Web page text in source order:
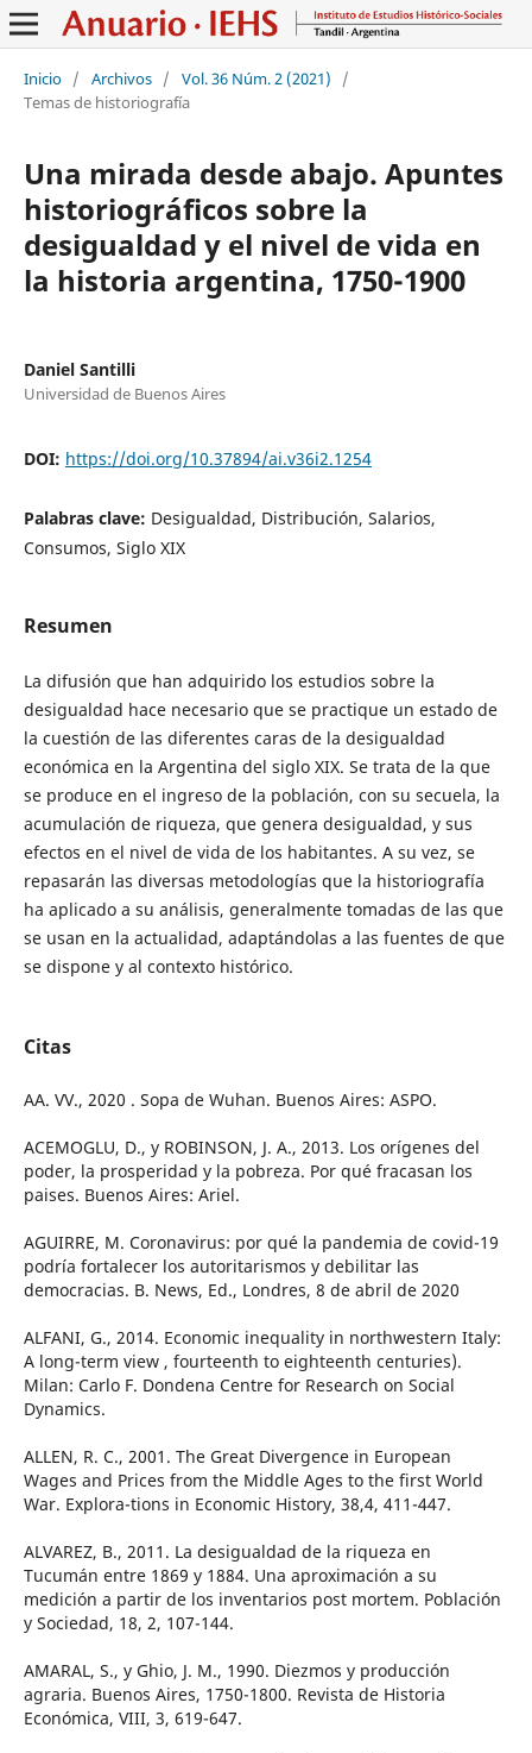
Inicio / Archivos / Vol. 36 Núm. 2 (2021)
/
Temas de historiografía
Una mirada desde abajo. Apuntes
historiográficos sobre la
desigualdad y el nivel de vida en
la historia argentina, 1750-1900
Daniel Santilli
Universidad de Buenos Aires
DOI: https://doi.org/10.37894/ai.v36i2.1254
Palabras clave: Desigualdad, Distribución, Salarios,
Consumos, Siglo XIX
Resumen
La difusión que han adquirido los estudios sobre la
desigualdad hace necesario que se practique un estado de
la cuestión de las diferentes caras de la desigualdad
económica en la Argentina del siglo XIX. Se trata de la que
se produce en el ingreso de la población, con su secuela, la
acumulación de riqueza, que genera desigualdad, y sus
efectos en el nivel de vida de los habitantes. A su vez, se
repasarán las diversas metodologías que la historiografía
ha aplicado a su análisis, generalmente tomadas de las que
se usan en la actualidad, adaptándolas a las fuentes de que
se dispone y al contexto histórico.
Citas
AA. VV., 2020 . Sopa de Wuhan. Buenos Aires: ASPO.
ACEMOGLU, D., y ROBINSON, J. A., 2013. Los orígenes del
poder, la prosperidad y la pobreza. Por qué fracasan los
paises. Buenos Aires: Ariel.
AGUIRRE, M. Coronavirus: por qué la pandemia de covid-19
podría fortalecer los autoritarismos y debilitar las
democracias. B. News, Ed., Londres, 8 de abril de 2020
ALFANI, G., 2014. Economic inequality in northwestern Italy:
A long-term view , fourteenth to eighteenth centuries).
Milan: Carlo F. Dondena Centre for Research on Social
Dynamics.
ALLEN, R. C., 2001. The Great Divergence in European
Wages and Prices from the Middle Ages to the first World
War. Explora-tions in Economic History, 38,4, 411-447.
ALVAREZ, B., 2011. La desigualdad de la riqueza en
Tucumán entre 1869 y 1884. Una aproximación a su
medición a partir de los inventarios post mortem. Población
y Sociedad, 18, 2, 107-144.
AMARAL, S., y Ghio, J. M., 1990. Diezmos y producción
agraria. Buenos Aires, 1750-1800. Revista de Historia
Económica, VIII, 3, 619-647.